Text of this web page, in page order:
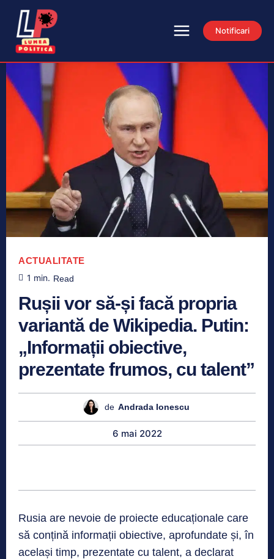
Notificari
ACTUALITATE
1 min. Read
Rușii vor să-și facă propria
variantă de Wikipedia. Putin:
„Informații obiective,
prezentate frumos, cu talent”
de Andrada Ionescu
6 mai 2022
Rusia are nevoie de proiecte educaționale care
să conțină informații obiective, aprofundate și, în
același timp, prezentate cu talent, a declarat